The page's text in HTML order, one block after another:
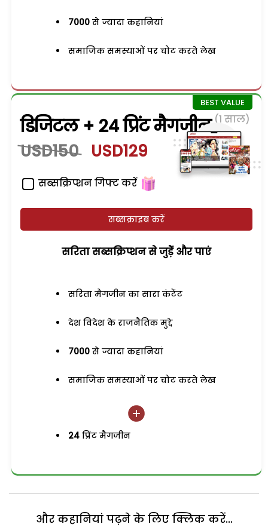
7000 से ज्यादा कहानियां
समाजिक समस्याओं पर चोट करते लेख
डिजिटल + 24 प्रिंट मैगजीन (1 साल)
USD150 USD129
सब्सक्रिप्शन गिफ्ट करें
सब्सक्राइब करें
सरिता सब्सक्रिप्शन से जुड़ेें और पाएं
सरिता मैगजीन का सारा कंटेंट
देश विदेश के राजनैतिक मुद्दे
7000 से ज्यादा कहानियां
समाजिक समस्याओं पर चोट करते लेख
24 प्रिंट मैगजीन
और कहानियां पढ़ने के लिए क्लिक करें...